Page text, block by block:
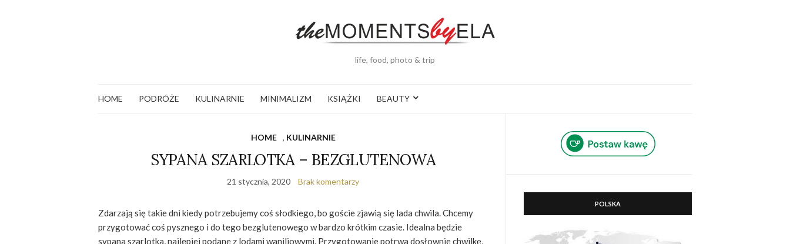
life, food, photo & trip
HOME PODRÓŻE KULINARNIE MINIMALIZM KSIĄŻKI BEAUTY
HOME , KULINARNIE
SYPANA SZARLOTKA – BEZGLUTENOWA
21 stycznia, 2020 Brak komentarzy
Zdarzają się takie dni kiedy potrzebujemy coś słodkiego, bo goście zjawią się lada chwila. Chcemy
przygotować coś pysznego i do tego bezglutenowego w bardzo krótkim czasie. Idealna będzie
sypana szarlotka, najlepiej podane z lodami waniliowymi. Przygotowanie potrwa dosłownie chwilkę,
POLSKA